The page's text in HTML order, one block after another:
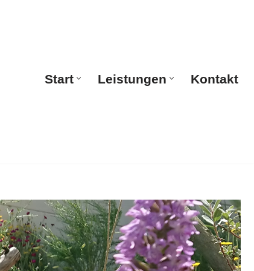
Start Leistungen Kontakt
Start Leistungen Kontakt